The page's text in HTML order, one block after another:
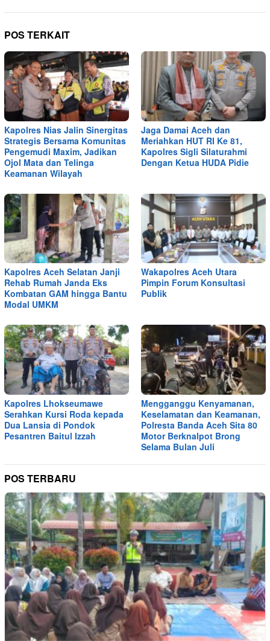
POS TERKAIT
Kapolres Nias Jalin Sinergitas
Strategis Bersama Komunitas
Pengemudi Maxim, Jadikan
Ojol Mata dan Telinga
Keamanan Wilayah
Jaga Damai Aceh dan
Meriahkan HUT RI Ke 81,
Kapolres Sigli Silaturahmi
Dengan Ketua HUDA Pidie
Kapolres Aceh Selatan Janji
Rehab Rumah Janda Eks
Kombatan GAM hingga Bantu
Modal UMKM
Wakapolres Aceh Utara
Pimpin Forum Konsultasi
Publik
Kapolres Lhokseumawe
Serahkan Kursi Roda kepada
Dua Lansia di Pondok
Pesantren Baitul Izzah
Mengganggu Kenyamanan,
Keselamatan dan Keamanan,
Polresta Banda Aceh Sita 80
Motor Berknalpot Brong
Selama Bulan Juli
POS TERBARU